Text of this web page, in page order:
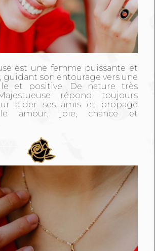
est une femme puissante et
guidant son entourage vers une
et positive. De nature très
répond toujours
aider ses amis et propage
amour, joie, chance et